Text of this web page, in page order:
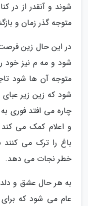
شوند و آنقدر از در
متوجه گذر زمان و
در این حال زین فرصت
شود و مه م نیز خود
متوجه آن ها شود
شود که زین زیر
چاره می افتد فوری
و اعلام کمک می
باغ را ترک می
خطر نجات می دهد.
به هر حال عشق و
عام می شود که برای